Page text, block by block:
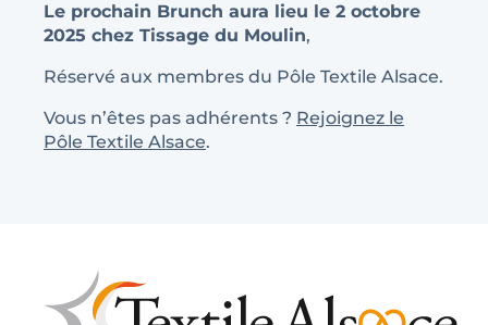
Le prochain Brunch aura lieu le 2 octobre
2025 chez Tissage du Moulin,
Réservé aux membres du Pôle Textile Alsace.
Vous n’êtes pas adhérents ? Rejoignez le
Pôle Textile Alsace.